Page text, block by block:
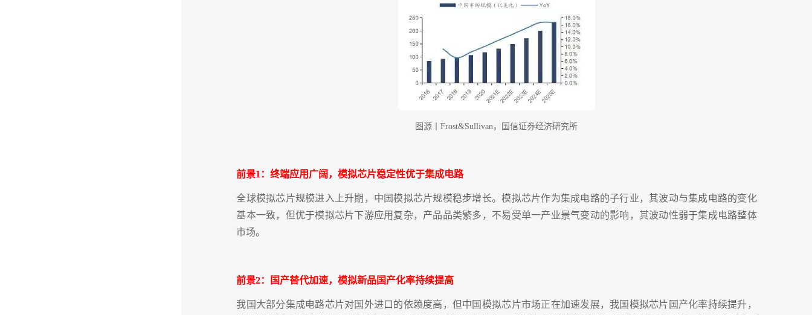
图源丨Frost&Sullivan，国信证券经济研究所
前景1：终端应用广阔，模拟芯片稳定性优于集成电路
全球模拟芯片规模进入上升期，中国模拟芯片规模稳步增长。模拟芯片作为集成电路的子行业，其波动与集成电路的变化
基本一致，但优于模拟芯片下游应用复杂，产品品类繁多，不易受单一产业景气变动的影响，其波动性弱于集成电路整体
市场。
前景2：国产替代加速，模拟新品国产化率持续提高
我国大部分集成电路芯片对国外进口的依赖度高，但中国模拟芯片市场正在加速发展，我国模拟芯片国产化率持续提升，